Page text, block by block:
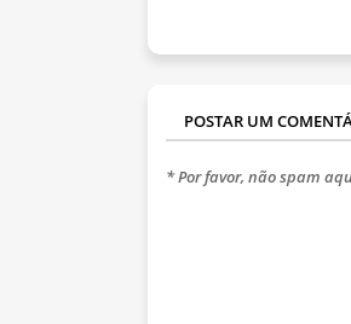
POSTAR UM
* Por favor, não spam